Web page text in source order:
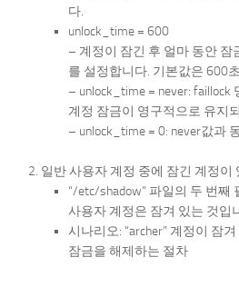
다.
unlock_time = 600
– 계정이 잠긴 후 얼마 동안 잠
를 설정합니다. 기본값은 600
– unlock_time = never:
계정 잠금이 영구적으로 유지
– unlock_time = 0: never값과
일반 사용자 계정 중에 잠긴 계정이
“/etc/shadow” 파일의 두 번째
사용자 계정은 잠겨 있는 것입
시나리오: “archer” 계정이 잠
잠금을 해제하는 절차